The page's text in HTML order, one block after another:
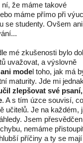
ní, že máme takové
máme přímo při
se studenty. Ovšem ani
mé zkušenosti bylo
uvažovat, a výslovně
model toho, jak má
maturity. Jde mi
zlepšovat své
. A s tím úzce souvisí,
učitelů. Je na každém,
Jsem
nemáme
příčiny a ty se mají